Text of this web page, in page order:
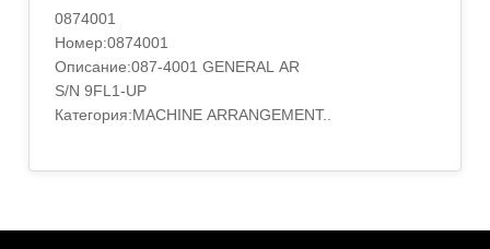
0874001
Номер:0874001
Описание:087-4001 GENERAL AR
S/N 9FL1-UP
Категория:MACHINE ARRANGEMENT..